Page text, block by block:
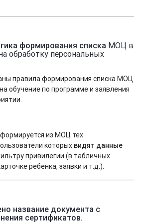
формирования списка МОЦ в
обработку персональных
правила формирования списка МОЦ
обучение по программе и заявления
из МОЦ тех
которых видят данные
привилегии (в табличных
ребенка, заявки и т.д.).
название документа с
сертификатов.